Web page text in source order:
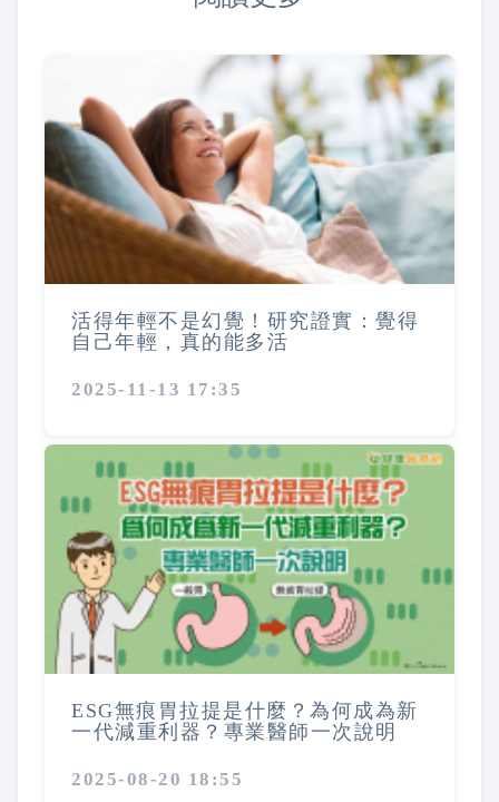
活得年輕不是幻覺！研究證實：覺得
自己年輕，真的能多活
2025-11-13 17:35
ESG無痕胃拉提是什麼？為何成為新
一代減重利器？專業醫師一次說明
2025-08-20 18:55